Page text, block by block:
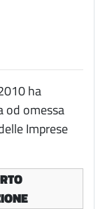
ha
od omessa
Imprese